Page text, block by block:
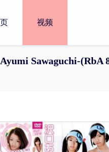
视频
Sawaguchi-(RbA